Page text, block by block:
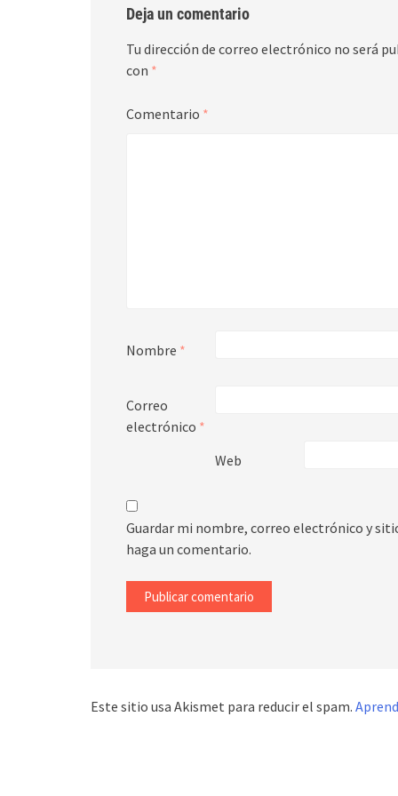
Deja un comentario
Tu dirección de correo electrónico no será
con *
Comentario *
Nombre *
Correo
electrónico *
Web
Guardar mi nombre, correo electrónico y
haga un comentario.
Este sitio usa Akismet para reducir el spam.